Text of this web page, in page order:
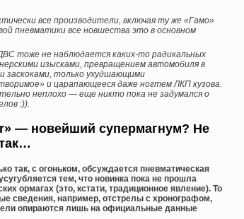
все производители, включая ту же «Гамо»
пневматики все новшества это в основном
тоже не наблюдается каких-то радикальных
изысками, превращением автомобиля в
заскоками, только ухудшающими
и царапающееся даже ногтем ЛКП кузова.
неплохо — еще никто пока не задумался о
:)).
— новейший супермагнум? Не
так, с огоньком, обсуждается пневматическая
тем, что новинка пока не прошла
ормагах (это, кстати, традиционное явление). То
сведения, например, отстрелы с хронографом,
опираются лишь на официальные данные